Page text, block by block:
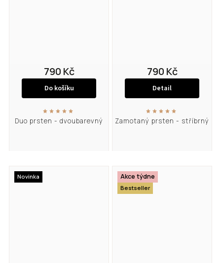
Duo prsten - dvoubarevný
790 Kč
Do košíku
Zamotaný prsten - stříbrný
790 Kč
Detail
Novinka Akce týdne
Bestseller